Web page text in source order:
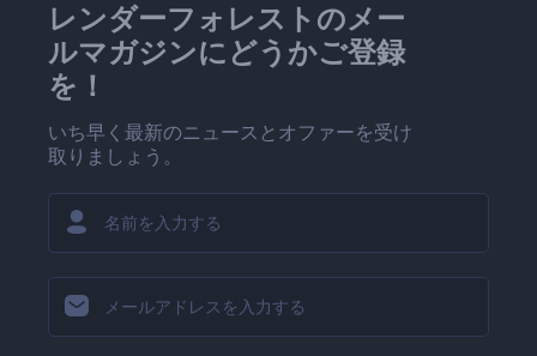
レンダーフォレストのメー
ルマガジンにどうかご登録
を！
いち早く最新のニュースとオファーを受け
取りましょう。